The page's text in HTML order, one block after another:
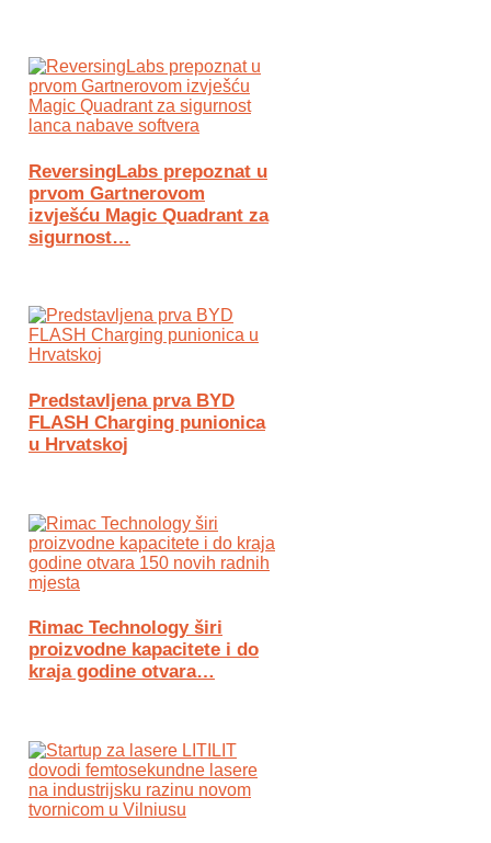
ReversingLabs prepoznat u
prvom Gartnerovom
izvješću Magic Quadrant za
sigurnost…
Predstavljena prva BYD
FLASH Charging punionica
u Hrvatskoj
Rimac Technology širi
proizvodne kapacitete i do
kraja godine otvara…